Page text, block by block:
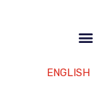
ENGLISH